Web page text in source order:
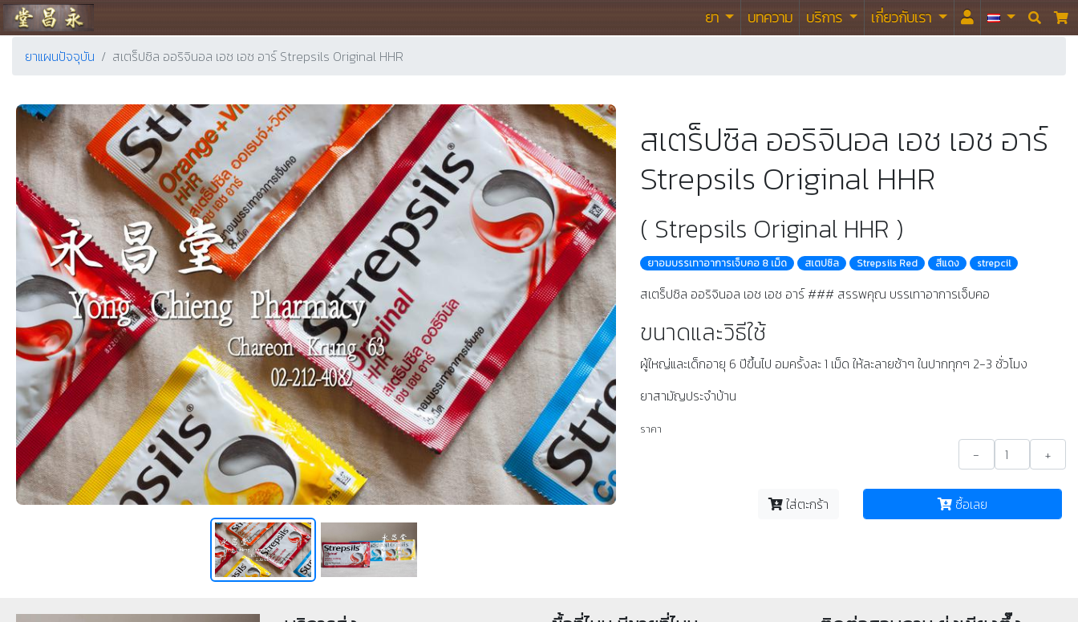
ร้านขายยา ย่งเชียงตึ๊ง ยา บทความ บริการ เกี่ยวกับเรา  
ยาแผนปัจจุบัน สเตร็ปซิล ออริจินอล เอช เอช อาร์ Strepsils Original HHR
สเตร็ปซิล ออริจินอล เอช เอช อาร์
Strepsils Original HHR
( Strepsils Original HHR )
ยาอมบรรเทาอาการเจ็บคอ 8 เม็ด สเตปซิล Strepsils Red สีแดง strepcil
สเตร็ปซิล ออริจินอล เอช เอช อาร์ ### สรรพคุณ บรรเทาอาการเจ็บคอ
ขนาดและวิธีใช้
ผู้ใหญ่และเด็กอายุ 6 ปีขึ้นไป อมครั้งละ 1 เม็ด ให้ละลายช้าๆ ในปากทุกๆ 2-3 ชั่วโมง
ยาสามัญประจำบ้าน
ราคา
- +
ใส่ตะกร้า ซื้อเลย